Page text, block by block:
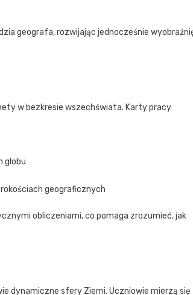
geografa, rozwijając jednocześnie
w bezkresie wszechświata. Karty pracy
globu
geograficznych
obliczeniami, co pomaga zrozumieć, jak
dynamiczne sfery Ziemi. Uczniowie mierzą się